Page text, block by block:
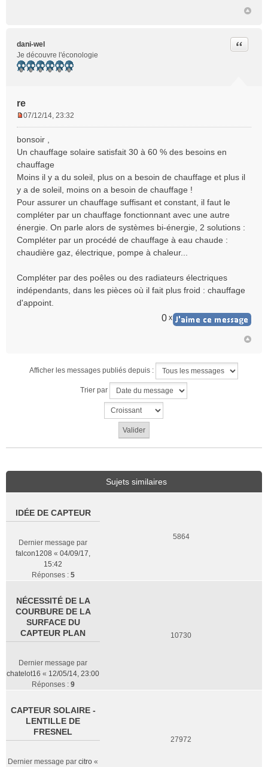
dani-wel
Je découvre l'éconologie
re
Citer
s
s
a
g
e
n
l
u
07/12/14, 23:32
bonsoir ,
Un chauffage solaire satisfait 30 à 60 % des besoins en
chauffage
Moins il y a du soleil, plus on a besoin de chauffage et plus il
y a de soleil, moins on a besoin de chauffage !
Pour assurer un chauffage suffisant et constant, il faut le
compléter par un chauffage fonctionnant avec une autre
énergie. On parle alors de systèmes bi-énergie, 2 solutions :
Compléter par un procédé de chauffage à eau chaude :
chaudière gaz, électrique, pompe à chaleur...
Compléter par des poêles ou des radiateurs électriques
indépendants, dans les pièces où il fait plus froid : chauffage
d'appoint.
0 x
Afficher les messages publiés depuis :
Trier par
Sujets similaires
IDÉE DE CAPTEUR
Dernier message par
falcon1208 « 04/09/17,
15:42
Réponses : 5
5864
NÉCESSITÉ DE LA
COURBURE DE LA
SURFACE DU
CAPTEUR PLAN
Dernier message par
chatelot16 « 12/05/14, 23:00
Réponses : 9
10730
CAPTEUR SOLAIRE -
LENTILLE DE
FRESNEL
Dernier message par citro «
27972